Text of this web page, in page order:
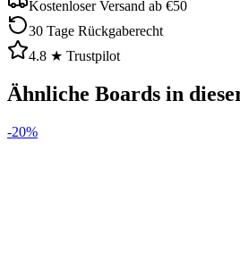
Kostenloser Versand ab €50
30 Tage Rückgaberecht
4.8 ★ Trustpilot
Ähnliche Boards in
-20%